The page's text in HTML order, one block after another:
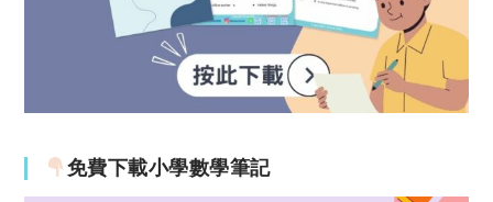
免費下載小學數學筆記